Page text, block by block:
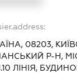
08203,
Р-Н,
ЛІНІЯ,